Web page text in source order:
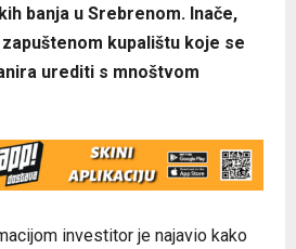
banja u Srebrenom. Inače,
kupalištu koje se
urediti s mnoštvom
investitor je najavio kako